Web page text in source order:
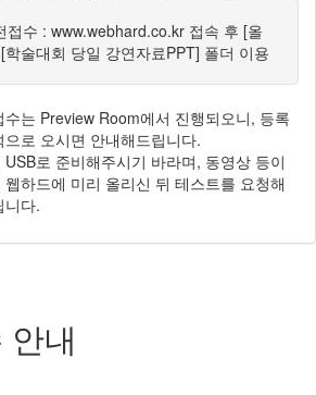
접수 : www.webhard.co.kr 접속 후 [올
술대회 당일 강연자료PPT] 폴더 이용
수는 Preview Room에서 진행되오니, 등록
로 오시면 안내해드립니다.
로 준비해주시기 바라며, 동영상 등이
하드에 미리 올리신 뒤 테스트를 요청해
니다.
내